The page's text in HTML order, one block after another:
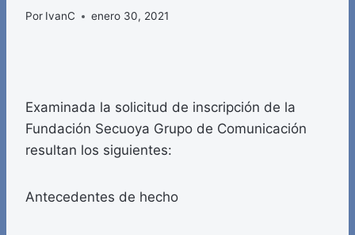
Por IvanC enero 30, 2021
Examinada la solicitud de inscripción de la
Fundación Secuoya Grupo de Comunicación
resultan los siguientes:
Antecedentes de hecho